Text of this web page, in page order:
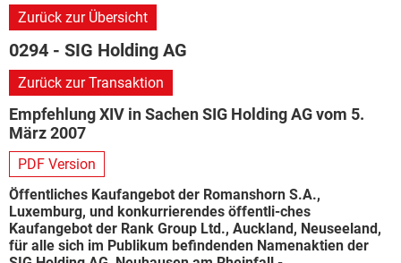
Zurück zur Übersicht
0294 - SIG Holding AG
Zurück zur Transaktion
Empfehlung XIV in Sachen SIG Holding AG vom 5.
März 2007
PDF Version
Öffentliches Kaufangebot der Romanshorn S.A.,
Luxemburg, und konkurrierendes öffentli-ches
Kaufangebot der Rank Group Ltd., Auckland, Neuseeland,
für alle sich im Publikum befindenden Namenaktien der